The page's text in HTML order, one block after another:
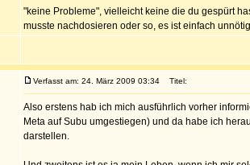
"keine Probleme", vielleicht keine die du gespürt
musste nachdosieren oder so, es ist einfach
Verfasst am: 24. März 2009 03:34 Titel:
Also erstens hab ich mich ausführlich vorher
Meta auf Subu umgestiegen) und da habe ich
darstellen.